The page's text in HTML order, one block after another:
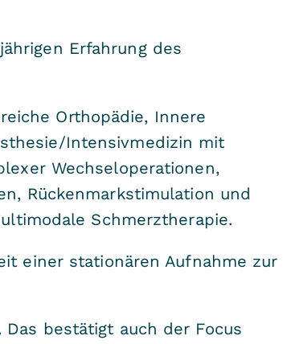
Erfahrung des
Orthopädie, Innere
Intensivmedizin mit
Wechseloperationen,
Rückenmarkstimulation und
Schmerztherapie.
einer stationären Aufnahme zur
bestätigt auch der Focus